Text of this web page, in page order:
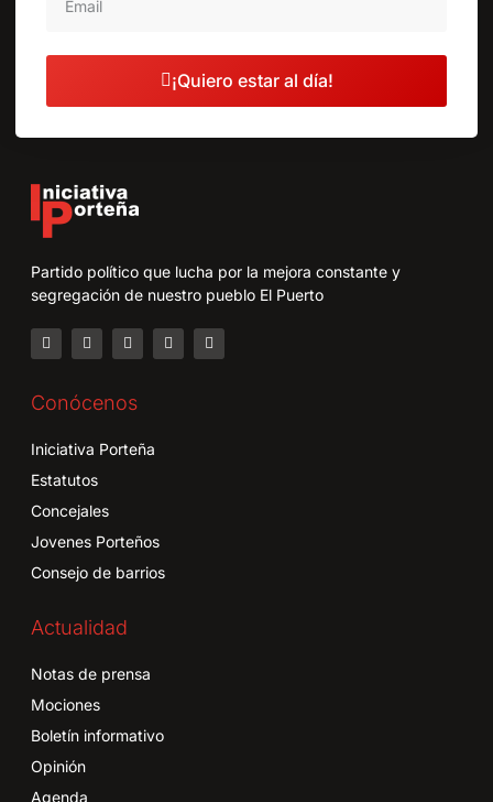
¡Quiero estar al día!
Partido político que lucha por la mejora constante y
segregación de nuestro pueblo El Puerto
Conócenos
Iniciativa Porteña
Estatutos
Concejales
Jovenes Porteños
Consejo de barrios
Actualidad
Notas de prensa
Mociones
Boletín informativo
Opinión
Agenda